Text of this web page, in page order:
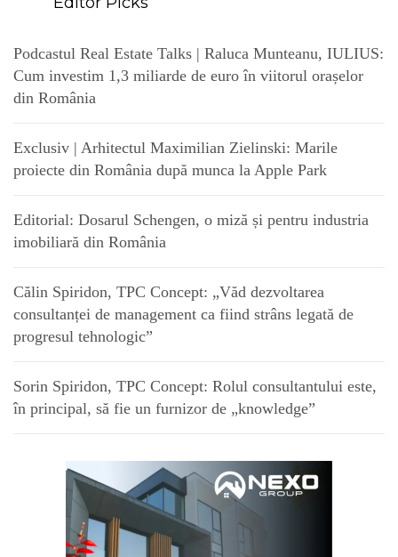
Podcastul Real Estate Talks | Raluca Munteanu, IULIUS:
Cum investim 1,3 miliarde de euro în viitorul orașelor
din România
Exclusiv | Arhitectul Maximilian Zielinski: Marile
proiecte din România după munca la Apple Park
Editorial: Dosarul Schengen, o miză și pentru industria
imobiliară din România
Călin Spiridon, TPC Concept: „Văd dezvoltarea
consultanței de management ca fiind strâns legată de
progresul tehnologic”
Sorin Spiridon, TPC Concept: Rolul consultantului este,
în principal, să fie un furnizor de „knowledge”